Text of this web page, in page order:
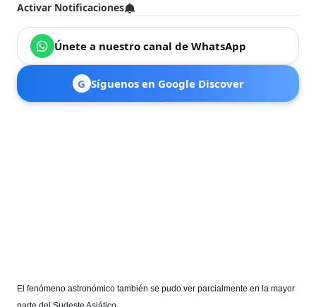
Activar Notificaciones
Únete a nuestro canal de WhatsApp
G Síguenos en Google Discover
El fenómeno astronómico también se pudo ver parcialmente en la mayor